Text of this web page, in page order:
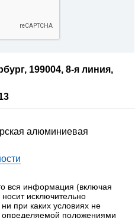
199004, 8-я линия,
алюминиевая
вся информация (включая
исключительно
при каких условиях не
определяемой положениями